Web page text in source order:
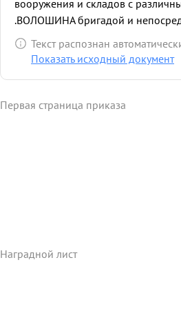
вооружения и складов с
.ВОЛОШИНА бригадой и
решающих частках. За
Военного Совета 9 Армии
боевых приказов командир. 194 г.
Текст распознан
Показать исходный документ
Первая страница приказа
Наградной лист